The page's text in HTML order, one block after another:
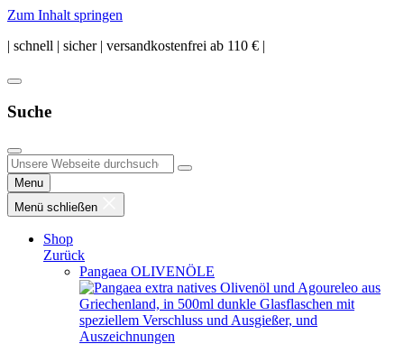
Zum Inhalt springen
| schnell | sicher | versandkostenfrei ab 110 € |
Suche
Menu
Menü schließen
Shop
Zurück
Pangaea OLIVENÖLE